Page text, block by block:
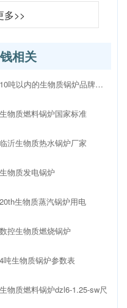
多>>
相关
10吨以内的生物质锅炉品牌十大排名
生物质燃料锅炉国家标准
临沂生物质热水锅炉厂家
生物质发电锅炉
20th生物质蒸汽锅炉用电
数控生物质燃烧锅炉
4吨生物质锅炉参数表
生物质燃料锅炉dzl6-1.25-sw尺